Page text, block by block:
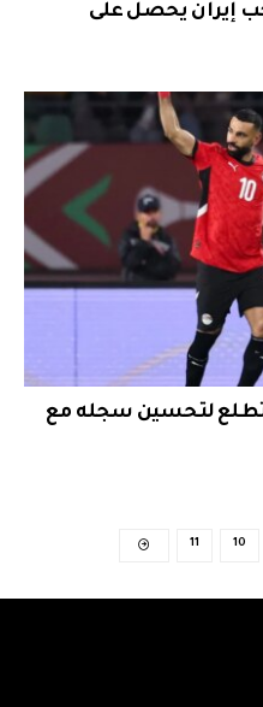
إيران يحصل على
لتحسين سجله مع
10
11